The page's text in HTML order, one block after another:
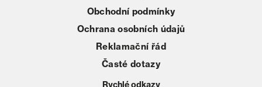
Obchodní podmínky
Ochrana osobních údajů
Reklamační řád
Časté dotazy
Rychlé odkazy